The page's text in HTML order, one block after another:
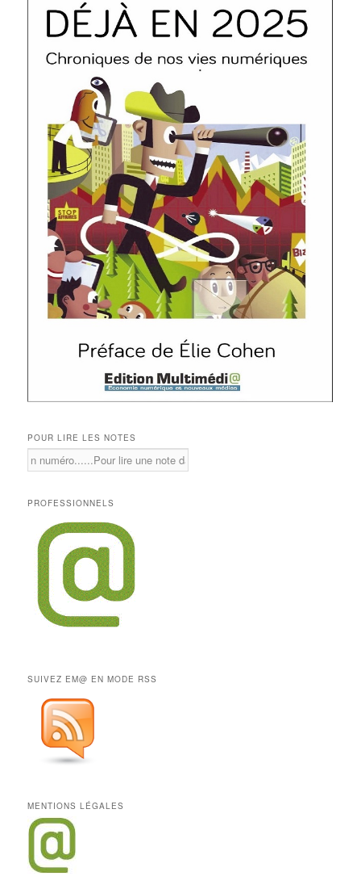
POUR LIRE LES NOTES
PROFESSIONNELS
SUIVEZ EM@ EN MODE RSS
MENTIONS LÉGALES